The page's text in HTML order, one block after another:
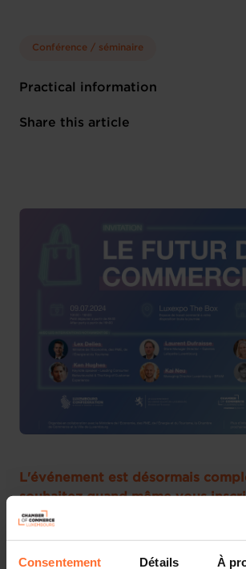
Consentement Détails À
Conférence / séminaire
Practical information
Tuesday 9 Jul 2024
Share this article
L'événement est désormais
souhaitez quand même vous
envoyer un email à